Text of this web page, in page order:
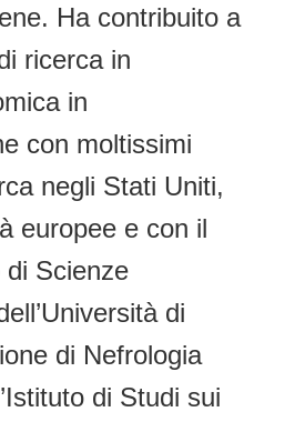
Ha contribuito a
ricerca in
in
con moltissimi
negli Stati Uniti,
europee e con il
di Scienze
di
di Nefrologia
di Studi sui